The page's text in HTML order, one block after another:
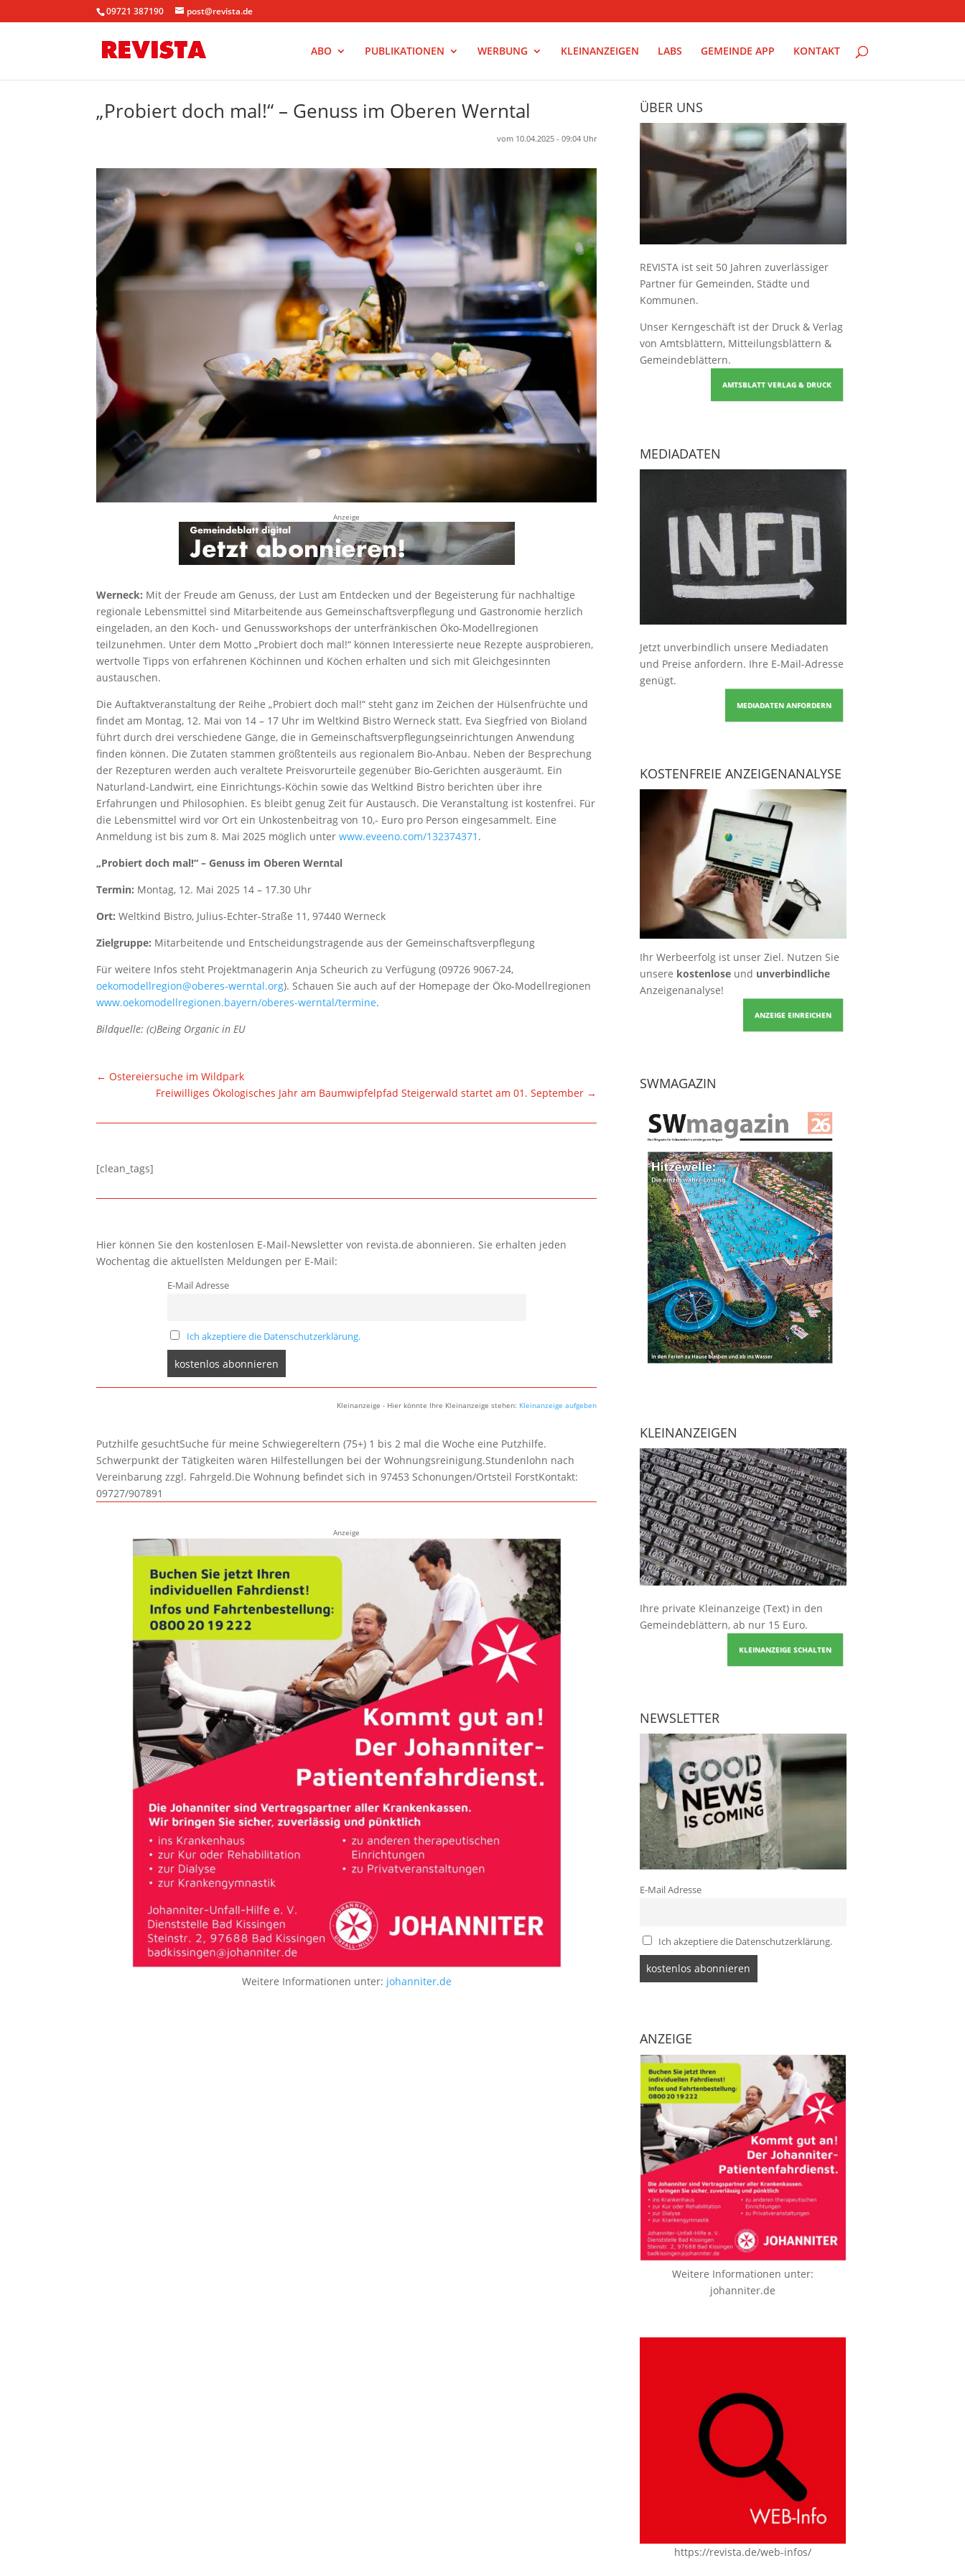
09721 387190 post@revista.de
ABO PUBLIKATIONEN WERBUNG KLEINANZEIGEN LABS GEMEINDE APP KONTAKT
„Probiert doch mal!“ – Genuss im Oberen Werntal
vom 10.04.2025 - 09:04 Uhr
Anzeige
Werneck: Mit der Freude am Genuss, der Lust am Entdecken und der Begeisterung für nachhaltige
regionale Lebensmittel sind Mitarbeitende aus Gemeinschaftsverpflegung und Gastronomie herzlich
eingeladen, an den Koch- und Genussworkshops der unterfränkischen Öko-Modellregionen
teilzunehmen. Unter dem Motto „Probiert doch mal!“ können Interessierte neue Rezepte ausprobieren,
wertvolle Tipps von erfahrenen Köchinnen und Köchen erhalten und sich mit Gleichgesinnten
austauschen.
Die Auftaktveranstaltung der Reihe „Probiert doch mal!“ steht ganz im Zeichen der Hülsenfrüchte und
findet am Montag, 12. Mai von 14 – 17 Uhr im Weltkind Bistro Werneck statt. Eva Siegfried von Bioland
führt durch drei verschiedene Gänge, die in Gemeinschaftsverpflegungseinrichtungen Anwendung
finden können. Die Zutaten stammen größtenteils aus regionalem Bio-Anbau. Neben der Besprechung
der Rezepturen werden auch veraltete Preisvorurteile gegenüber Bio-Gerichten ausgeräumt. Ein
Naturland-Landwirt, eine Einrichtungs-Köchin sowie das Weltkind Bistro berichten über ihre
Erfahrungen und Philosophien. Es bleibt genug Zeit für Austausch. Die Veranstaltung ist kostenfrei. Für
die Lebensmittel wird vor Ort ein Unkostenbeitrag von 10,- Euro pro Person eingesammelt. Eine
Anmeldung ist bis zum 8. Mai 2025 möglich unterwww.eveeno.com/132374371 .
„Probiert doch mal!“ – Genuss im Oberen Werntal
Termin: Montag, 12. Mai 2025 14 – 17.30 Uhr
Ort: Weltkind Bistro, Julius-Echter-Straße 11, 97440 Werneck
Zielgruppe: Mitarbeitende und Entscheidungstragende aus der Gemeinschaftsverpflegung
Für weitere Infos steht Projektmanagerin Anja Scheurich zu Verfügung (09726 9067-24,
oekomodellregion@oberes-werntal.org). Schauen Sie auch auf der Homepage der Öko-Modellregionen
www.oekomodellregionen.bayern/oberes-werntal/termine.
Bildquelle: (c)Being Organic in EU
←Ostereiersuche im Wildpark
Freiwilliges Ökologisches Jahr am Baumwipfelpfad Steigerwald startet am 01. September →
[clean_tags]
Hier können Sie den kostenlosen E-Mail-Newsletter von revista.de abonnieren. Sie erhalten jeden
Wochentag die aktuellsten Meldungen per E-Mail:
E-Mail Adresse
Ich akzeptiere die Datenschutzerklärung.
Kleinanzeige - Hier könnte Ihre Kleinanzeige stehen: Kleinanzeige aufgeben
Putzhilfe gesuchtSuche für meine Schwiegereltern (75+) 1 bis 2 mal die Woche eine Putzhilfe.
Schwerpunkt der Tätigkeiten wären Hilfestellungen bei der Wohnungsreinigung.Stundenlohn nach
Vereinbarung zzgl. Fahrgeld.Die Wohnung befindet sich in 97453 Schonungen/Ortsteil ForstKontakt:
09727/907891
Anzeige
Weitere Informationen unter: johanniter.de
ÜBER UNS
REVISTA ist seit 50 Jahren zuverlässiger
Partner für Gemeinden, Städte und
Kommunen.
Unser Kerngeschäft ist der Druck & Verlag
von Amtsblättern, Mitteilungsblättern &
Gemeindeblättern.
AMTSBLATT VERLAG & DRUCK
MEDIADATEN
Jetzt unverbindlich unsere Mediadaten
und Preise anfordern. Ihre E-Mail-Adresse
genügt.
MEDIADATEN ANFORDERN
KOSTENFREIE ANZEIGENANALYSE
Ihr Werbeerfolg ist unser Ziel. Nutzen Sie
unsere kostenloseund unverbindliche
Anzeigenanalyse!
ANZEIGE EINREICHEN
SWMAGAZIN
KLEINANZEIGEN
Ihre private Kleinanzeige (Text) in den
Gemeindeblättern, ab nur 15 Euro.
KLEINANZEIGE SCHALTEN
NEWSLETTER
E-Mail Adresse
Ich akzeptiere die Datenschutzerklärung.
ANZEIGE
Weitere Informationen unter:
johanniter.de
https://revista.de/web-infos/